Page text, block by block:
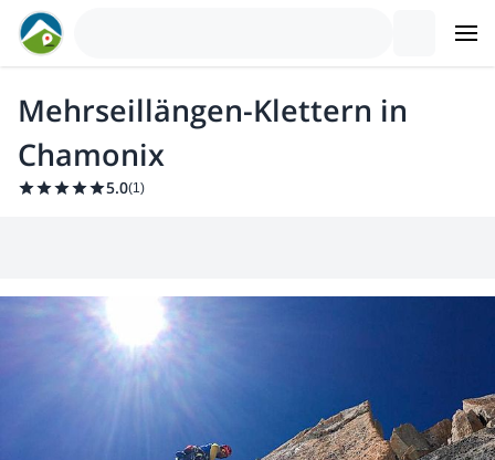
Mehrseillängen-Klettern in
Chamonix
5.0(1)